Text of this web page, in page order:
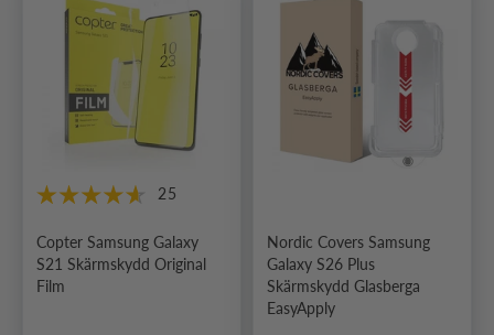
25
Copter Samsung Galaxy
S21 Skärmskydd Original
Film
Nordic Covers Samsung
Galaxy S26 Plus
Skärmskydd Glasberga
EasyApply